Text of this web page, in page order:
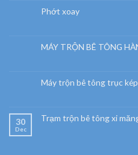
Phớt xoay
MÁY TRỘN BÊ TÔNG
Máy trộn bê tông trục kép
30
Dec
Trạm trộn bê tông xi